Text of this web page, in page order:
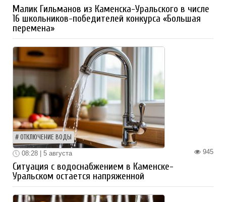
Малик Гильманов из Каменска-Уральского в числе
16 школьников-победителей конкурса «Большая
перемена»
ОТКЛЮЧЕНИЕ ВОДЫ
945
08:28 | 5 августа
Ситуация с водоснабжением в Каменске-
Уральском остается напряженной